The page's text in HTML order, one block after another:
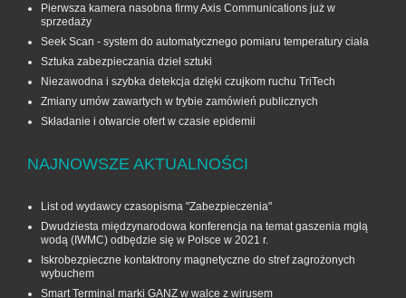
Pierwsza kamera nasobna firmy Axis Communications już w
sprzedaży
Seek Scan - system do automatycznego pomiaru temperatury ciała
Sztuka zabezpieczania dzieł sztuki
Niezawodna i szybka detekcja dzięki czujkom ruchu TriTech
Zmiany umów zawartych w trybie zamówień publicznych
Składanie i otwarcie ofert w czasie epidemii
NAJNOWSZE AKTUALNOŚCI
List od wydawcy czasopisma "Zabezpieczenia"
Dwudziesta międzynarodowa konferencja na temat gaszenia mgłą
wodą (IWMC) odbędzie się w Polsce w 2021 r.
Iskrobezpieczne kontaktrony magnetyczne do stref zagrożonych
wybuchem
Smart Terminal marki GANZ w walce z wirusem